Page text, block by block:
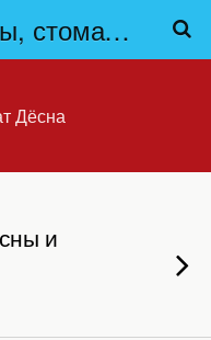
Стоматолог Сумы, стоматологические клиники Сумы, детская стоматология в Сумах. | Частная стоматология Сумы
Дёсна
и